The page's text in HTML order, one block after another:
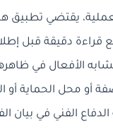
يقتضي تطبيق
قراءة دقيقة قبل
الأفعال في
أو محل الحماية أو
الدفاع الفني في بيان